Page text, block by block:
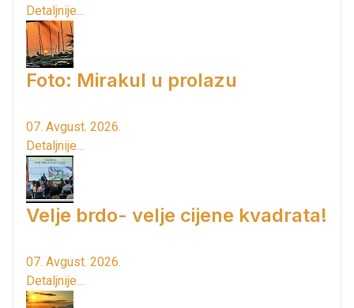
Detaljnije...
Foto: Mirakul u prolazu
07. Avgust. 2026.
Detaljnije...
Velje brdo- velje cijene kvadrata!
07. Avgust. 2026.
Detaljnije...